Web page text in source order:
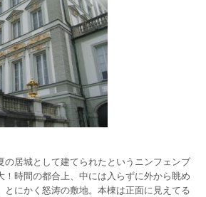
の居城として建てられたというニンフェンブ
！時間の都合上、中には入らずに外から眺め
とにかく怒涛の敷地。本棟は正面に見えてる